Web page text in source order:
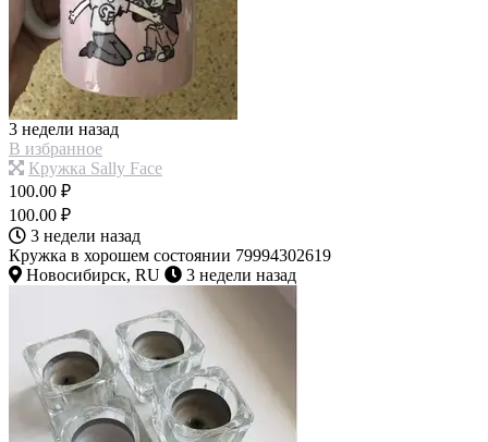
3 недели назад
В избранное
Кружка Sally Face
100.00 ₽
100.00 ₽
3 недели назад
Кружка в хорошем состоянии 79994302619
Новосибирск, RU
3 недели назад